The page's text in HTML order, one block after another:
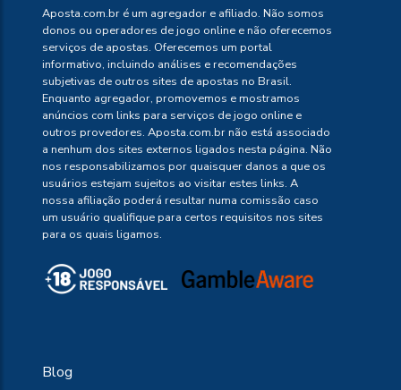
Aposta.com.br é um agregador e afiliado. Não somos
donos ou operadores de jogo online e não oferecemos
serviços de apostas. Oferecemos um portal
informativo, incluindo análises e recomendações
subjetivas de outros sites de apostas no Brasil.
Enquanto agregador, promovemos e mostramos
anúncios com links para serviços de jogo online e
outros provedores. Aposta.com.br não está associado
a nenhum dos sites externos ligados nesta página. Não
nos responsabilizamos por quaisquer danos a que os
usuários estejam sujeitos ao visitar estes links. A
nossa afiliação poderá resultar numa comissão caso
um usuário qualifique para certos requisitos nos sites
para os quais ligamos.
Blog